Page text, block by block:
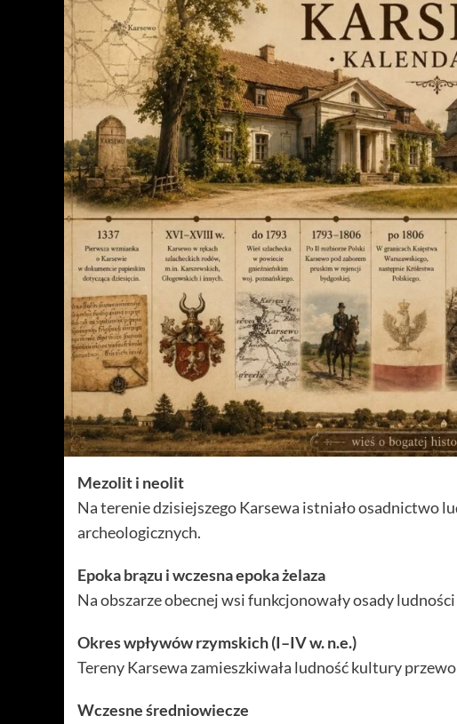
Mezolit i neolit
Na terenie dzisiejszego Karsewa istniało osadnictwo
archeologicznych.
Epoka brązu i wczesna epoka żelaza
Na obszarze obecnej wsi funkcjonowały osady
Okres wpływów rzymskich (I–IV w. n.e.)
Tereny Karsewa zamieszkiwała ludność kultury
Wczesne średniowiecze